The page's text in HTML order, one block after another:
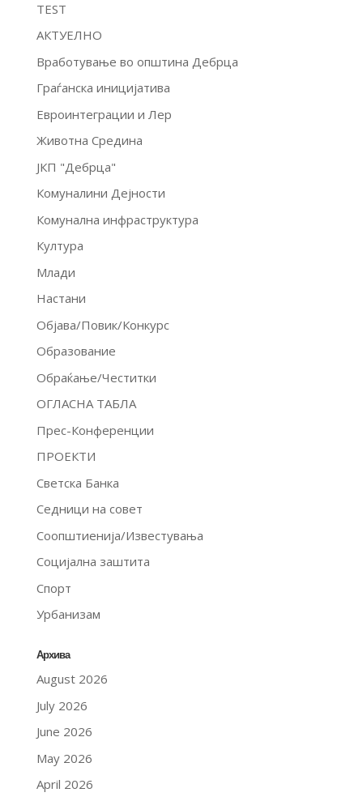
TEST
АКТУЕЛНО
Вработување во општина Дебрца
Граѓанска иницијатива
Евроинтеграции и Лер
Животна Средина
ЈКП "Дебрца"
Комуналини Дејности
Комунална инфраструктура
Култура
Млади
Настани
Објава/Повик/Конкурс
Образование
Обраќање/Честитки
ОГЛАСНА ТАБЛА
Прес-Конференции
ПРОЕКТИ
Светска Банка
Седници на совет
Соопштиенија/Известувања
Социјална заштита
Спорт
Урбанизам
Архива
August 2026
July 2026
June 2026
May 2026
April 2026